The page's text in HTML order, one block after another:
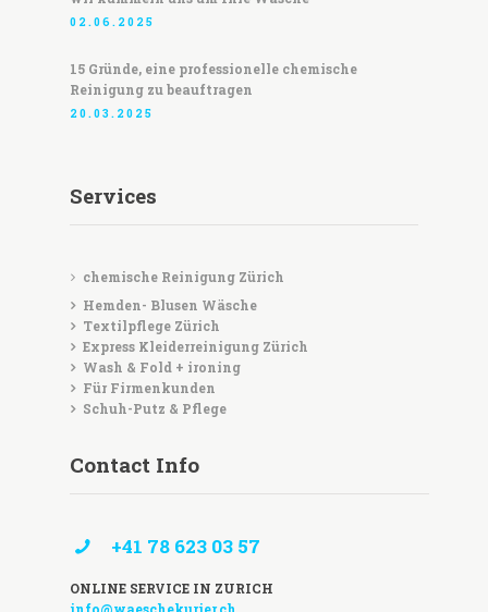
02.06.2025
15 Gründe, eine professionelle chemische
Reinigung zu beauftragen
20.03.2025
Services
chemische Reinigung Zürich
Hemden- Blusen Wäsche
Textilpflege Zürich
Express Kleiderreinigung Zürich
Wash & Fold + ironing
Für Firmenkunden
Schuh-Putz & Pflege
Contact Info
+41 78 623 03 57
ONLINE SERVICE IN ZURICH